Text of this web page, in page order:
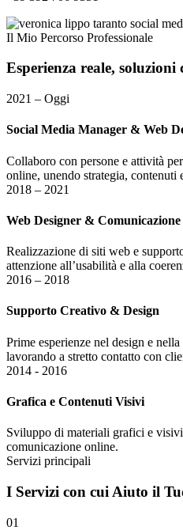
Il Mio Percorso Professionale
Esperienza reale, soluzioni
2021 – Oggi
Social Media Manager & Web
Collaboro con persone e attività
online, unendo strategia,
2018 – 2021
Web Designer &
Realizzazione di siti web e
attenzione all’usabilità e alla
2016 – 2018
Supporto Creativo & Design
Prime esperienze nel design e
lavorando a stretto contatto con
2014 - 2016
Grafica e Contenuti Visivi
Sviluppo di materiali grafici e
comunicazione online.
Servizi principali
I Servizi con cui Aiuto il
01